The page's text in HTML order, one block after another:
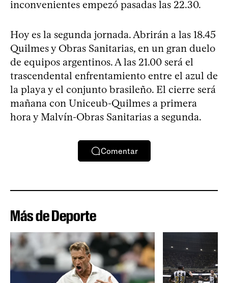
inconvenientes empezó pasadas las 22.30.
Hoy es la segunda jornada. Abrirán a las 18.45
Quilmes y Obras Sanitarias, en un gran duelo
de equipos argentinos. A las 21.00 será el
trascendental enfrentamiento entre el azul de
la playa y el conjunto brasileño. El cierre será
mañana con Uniceub-Quilmes a primera
hora y Malvín-Obras Sanitarias a segunda.
Comentar
Más de Deporte